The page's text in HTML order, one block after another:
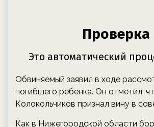
Обвиняемый заявил в ходе
погибшего ребенка. Он отметил,
Колокольчиков признал вину в
Как в Нижегородской области